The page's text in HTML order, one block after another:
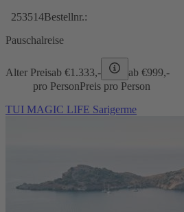
253514Bestellnr.:
Pauschalreise
Alter Preisab €1.333,- ab €999,-
pro PersonPreis pro Person
TUI MAGIC LIFE Sarigerme